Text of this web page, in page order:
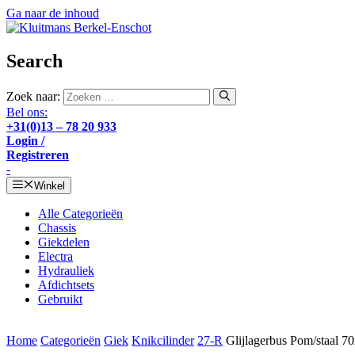
Ga naar de inhoud
Search
Zoek naar:
Bel ons:
+31(0)13 – 78 20 933
Login /
Registreren
-
Winkel
Alle Categorieën
Chassis
Giekdelen
Electra
Hydrauliek
Afdichtsets
Gebruikt
Home Categorieën Giek Knikcilinder 27-R Glijlagerbus Pom/staal